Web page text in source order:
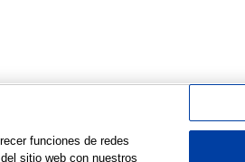
funciones de redes
sitio web con nuestros